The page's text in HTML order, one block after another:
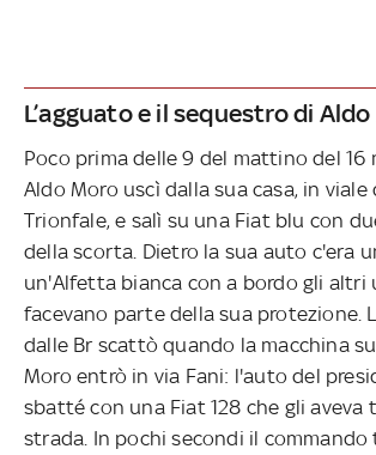
L’agguato e il sequestro di
Poco prima delle 9 del mattino del 16
Aldo Moro uscì dalla sua casa, in
Trionfale, e salì su una Fiat blu con
della scorta. Dietro la sua auto c'era
un'Alfetta bianca con a bordo gli altri
facevano parte della sua protezione.
dalle Br scattò quando la macchina
Moro entrò in via Fani: l'auto del
sbatté con una Fiat 128 che gli aveva
strada. In pochi secondi il